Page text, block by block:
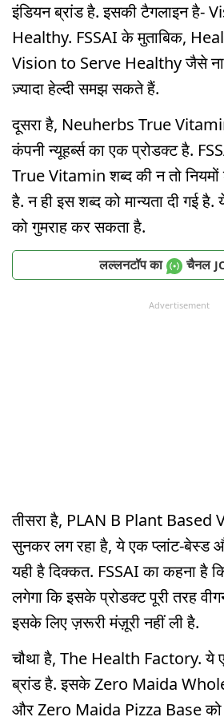
इंडियन ब्रांड है. इसकी टैगलाइन है-
Healthy. FSSAI के मुताबिक,
Vision to Serve Healthy जैसे
ज़्यादा हेल्दी समझ सकते हैं.
दूसरा है, Neuherbs True
कंपनी न्यूहर्ब्स का एक प्रोडक्ट है.
True Vitamin शब्द की न तो नियमों
है. न ही इस शब्द को मान्यता दी गई है.
को गुमराह कर सकता है.
लल्लनटॉप का चैनल
Advertisement
तीसरा है, PLAN B Plant Based
सुनकर लग रहा है, ये एक प्लांट-बेस्ड
यही है दिक्कत. FSSAI का कहना है
लगेगा कि इसके प्रोडक्ट पूरी तरह
इसके लिए ज़रूरी मंज़ूरी नहीं ली है.
चौथा है, The Health Factory. ये
ब्रांड है. इसके Zero Maida
और Zero Maida Pizza Base को